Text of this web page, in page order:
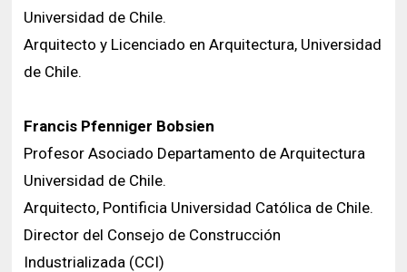
Universidad de Chile.
Arquitecto y Licenciado en Arquitectura, Universidad
de Chile.
Francis Pfenniger Bobsien
Profesor Asociado Departamento de Arquitectura
Universidad de Chile.
Arquitecto, Pontificia Universidad Católica de Chile.
Director del Consejo de Construcción
Industrializada (CCI)